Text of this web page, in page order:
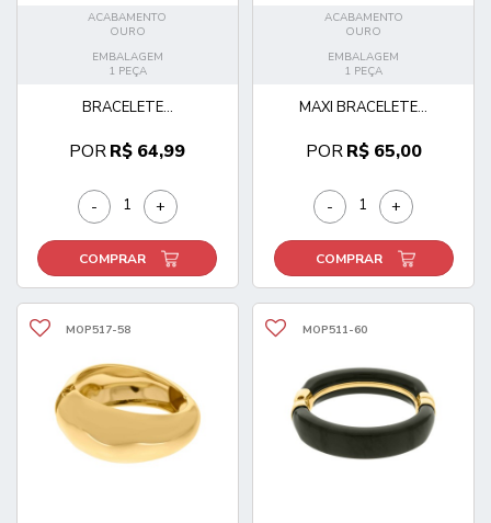
ACABAMENTO
OURO
EMBALAGEM
1 PEÇA
BRACELETE...
PORR$ 64,99
- +
COMPRAR
ACABAMENTO
OURO
EMBALAGEM
1 PEÇA
MAXI BRACELETE...
PORR$ 65,00
- +
COMPRAR
MOP517-58 MOP511-60